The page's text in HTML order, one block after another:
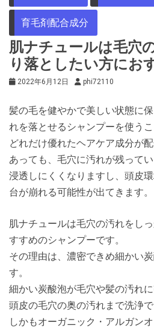
育毛剤配合成分
肌ナチュールは毛穴
り落としたい方にお
2022年6月12日 phi72110
髪の毛を健やかで美しい状態に
れを落とせるシャンプーを使うこ
どれだけ優れたヘアケア成分が
あっても、毛穴に汚れが残って
浸透しにくくなりますし、頭皮
台が崩れる可能性が出てきます。
肌ナチュールは毛穴の汚れをし
すすめのシャンプーです。
その理由は、濃密できめ細かい
す。
細かい炭酸泡が毛穴や髪の汚れ
頭皮の毛穴の奥の汚れまで洗浄で
しかもオーガニック・アルガン